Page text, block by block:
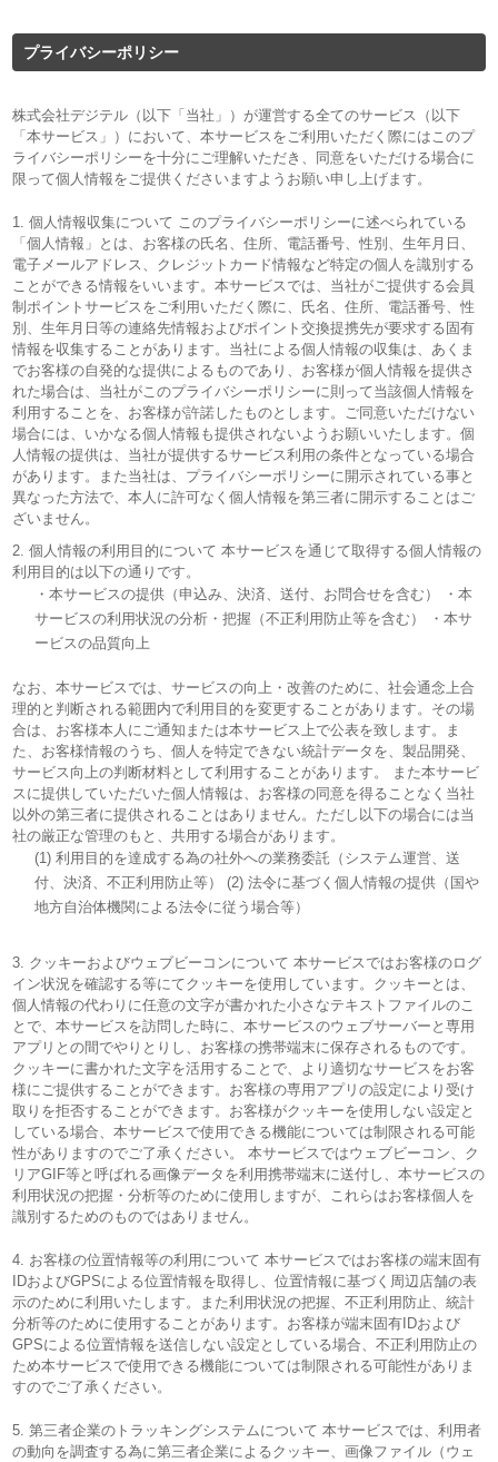
プライバシーポリシー
株式会社デジテル（以下「当社」）が運営する全てのサービス（以下
「本サービス」）において、本サービスをご利用いただく際にはこのプ
ライバシーポリシーを十分にご理解いただき、同意をいただける場合に
限って個人情報をご提供くださいますようお願い申し上げます。
1. 個人情報収集について このプライバシーポリシーに述べられている
「個人情報」とは、お客様の氏名、住所、電話番号、性別、生年月日、
電子メールアドレス、クレジットカード情報など特定の個人を識別する
ことができる情報をいいます。本サービスでは、当社がご提供する会員
制ポイントサービスをご利用いただく際に、氏名、住所、電話番号、性
別、生年月日等の連絡先情報およびポイント交換提携先が要求する固有
情報を収集することがあります。当社による個人情報の収集は、あくま
でお客様の自発的な提供によるものであり、お客様が個人情報を提供さ
れた場合は、当社がこのプライバシーポリシーに則って当該個人情報を
利用することを、お客様が許諾したものとします。ご同意いただけない
場合には、いかなる個人情報も提供されないようお願いいたします。個
人情報の提供は、当社が提供するサービス利用の条件となっている場合
があります。また当社は、プライバシーポリシーに開示されている事と
異なった方法で、本人に許可なく個人情報を第三者に開示することはご
ざいません。
2. 個人情報の利用目的について 本サービスを通じて取得する個人情報の
利用目的は以下の通りです。
・本サービスの提供（申込み、決済、送付、お問合せを含む） ・本
サービスの利用状況の分析・把握（不正利用防止等を含む） ・本サ
ービスの品質向上
なお、本サービスでは、サービスの向上・改善のために、社会通念上合
理的と判断される範囲内で利用目的を変更することがあります。その場
合は、お客様本人にご通知または本サービス上で公表を致します。ま
た、お客様情報のうち、個人を特定できない統計データを、製品開発、
サービス向上の判断材料として利用することがあります。 また本サービ
スに提供していただいた個人情報は、お客様の同意を得ることなく当社
以外の第三者に提供されることはありません。ただし以下の場合には当
社の厳正な管理のもと、共用する場合があります。
(1) 利用目的を達成する為の社外への業務委託（システム運営、送
付、決済、不正利用防止等） (2) 法令に基づく個人情報の提供（国や
地方自治体機関による法令に従う場合等）
3. クッキーおよびウェブビーコンについて 本サービスではお客様のログ
イン状況を確認する等にてクッキーを使用しています。クッキーとは、
個人情報の代わりに任意の文字が書かれた小さなテキストファイルのこ
とで、本サービスを訪問した時に、本サービスのウェブサーバーと専用
アプリとの間でやりとりし、お客様の携帯端末に保存されるものです。
クッキーに書かれた文字を活用することで、より適切なサービスをお客
様にご提供することができます。お客様の専用アプリの設定により受け
取りを拒否することができます。お客様がクッキーを使用しない設定と
している場合、本サービスで使用できる機能については制限される可能
性がありますのでご了承ください。 本サービスではウェブビーコン、ク
リアGIF等と呼ばれる画像データを利用携帯端末に送付し、本サービスの
利用状況の把握・分析等のために使用しますが、これらはお客様個人を
識別するためのものではありません。
4. お客様の位置情報等の利用について 本サービスではお客様の端末固有
IDおよびGPSによる位置情報を取得し、位置情報に基づく周辺店舗の表
示のために利用いたします。また利用状況の把握、不正利用防止、統計
分析等のために使用することがあります。お客様が端末固有IDおよび
GPSによる位置情報を送信しない設定としている場合、不正利用防止の
ため本サービスで使用できる機能については制限される可能性がありま
すのでご了承ください。
5. 第三者企業のトラッキングシステムについて 本サービスでは、利用者
の動向を調査する為に第三者企業によるクッキー、画像ファイル（ウェ